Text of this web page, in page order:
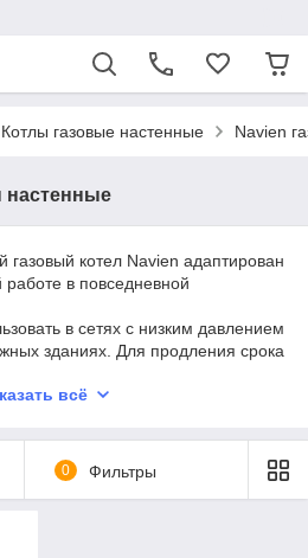
Котлы газовые настенные Navien
настенные
газовый котел Navien адаптирован
работе в повседневной
в сетях с низким давлением
зданиях. Для продления срока
нержавеющей стали. За счет
газа, что способствует его
полностью адаптируется к
температуру, в то же время
всё
0 Фильтры